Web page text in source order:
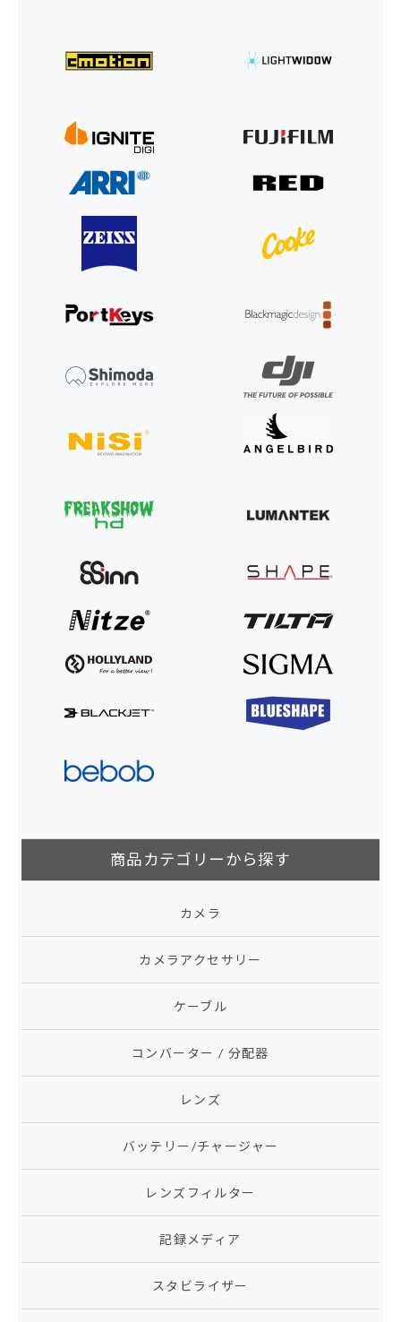
商品カテゴリーから探す
カメラ
カメラアクセサリー
ケーブル
コンバーター / 分配器
レンズ
バッテリー/チャージャー
レンズフィルター
記録メディア
スタビライザー